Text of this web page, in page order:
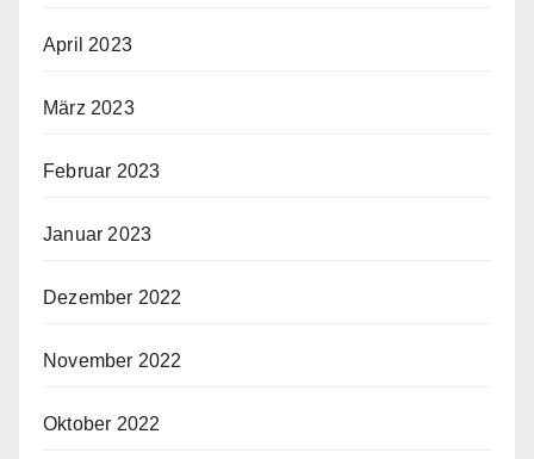
April 2023
März 2023
Februar 2023
Januar 2023
Dezember 2022
November 2022
Oktober 2022